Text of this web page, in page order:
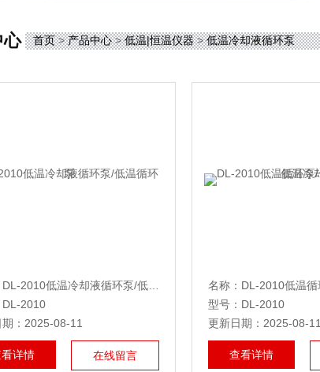
心 首页>产品中心>低温|恒温仪器>低温冷却液循环泵
DL-2010
：2025-08-11
详情 在线留言
型号：DL-2010
更新日期：2025-08-11
查看详情